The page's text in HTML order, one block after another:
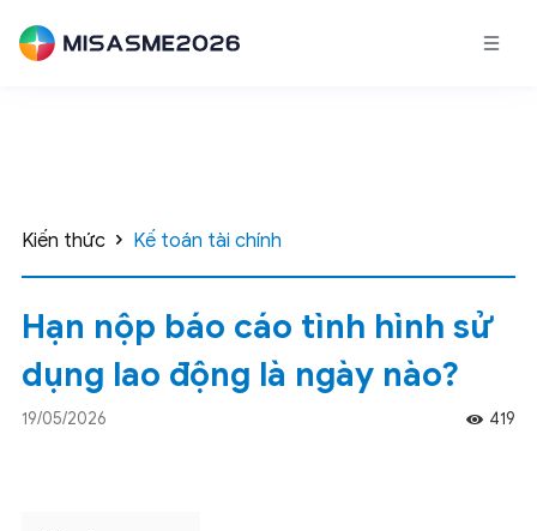
Kiến thức Kế toán tài chính
Hạn nộp báo cáo tình hình sử
dụng lao động là ngày nào?
19/05/2026 419